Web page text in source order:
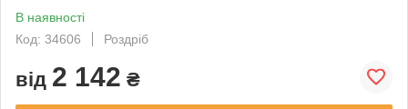
В наявності
Код: 34606
Роздріб
від 2 142 ₴